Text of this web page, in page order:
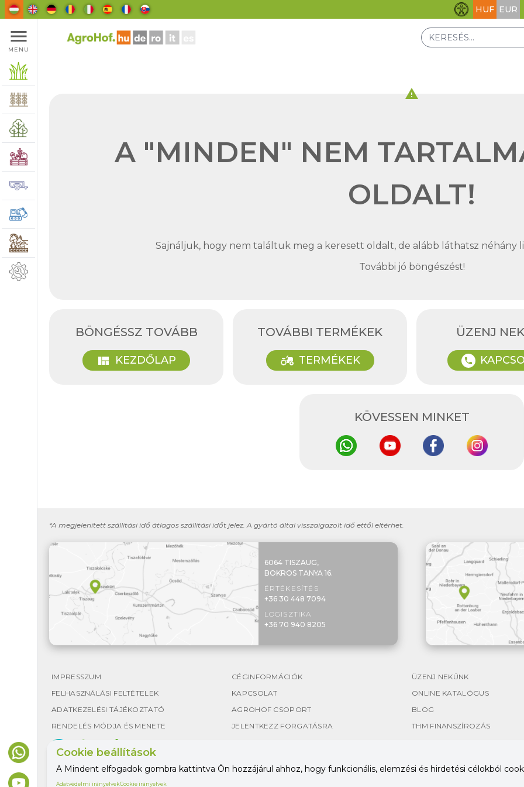
HUF EUR
menu
MENU
warning
A "MINDEN" NEM
OLDALT!
Sajnáljuk, hogy nem találtuk meg a keresett oldalt, de alább láthatsz néhány
További jó böngészést!
BÖNGÉSSZ TOVÁBB
view_quilt KEZDŐLAP
TOVÁBBI TERMÉKEK
agriculture TERMÉKEK
ÜZENJ
phone
KÖVESSEN MINKET
*A megjelenített szállítási idő átlagos szállítási időt jelez. A gyártó által visszaigazolt idő ettől eltérhet.
6064 TISZAUG,
BOKROS TANYA 16.
ÉRTÉKESÍTÉS
+36 30 448 7094
LOGISZTIKA
+36 70 940 8205
IMPRESSZUM CÉGINFORMÁCIÓK ÜZENJ NEKÜNK
FELHASZNÁLÁSI FELTÉTELEK
KAPCSOLAT ONLINE KATALÓGUS
ADATKEZELÉSI TÁJÉKOZTATÓ
AGROHOF CSOPORT BLOG
RENDELÉS MÓDJA ÉS MENETE
JELENTKEZZ FORGATÁSRA THM FINANSZÍROZÁS
Cookie beállítások
A Mindent elfogadok gombra kattintva Ön hozzájárul ahhoz, hogy funkcionális, elemzési és hirdetési célokból
Adatvédelmi irányelvekCookie irányelvek